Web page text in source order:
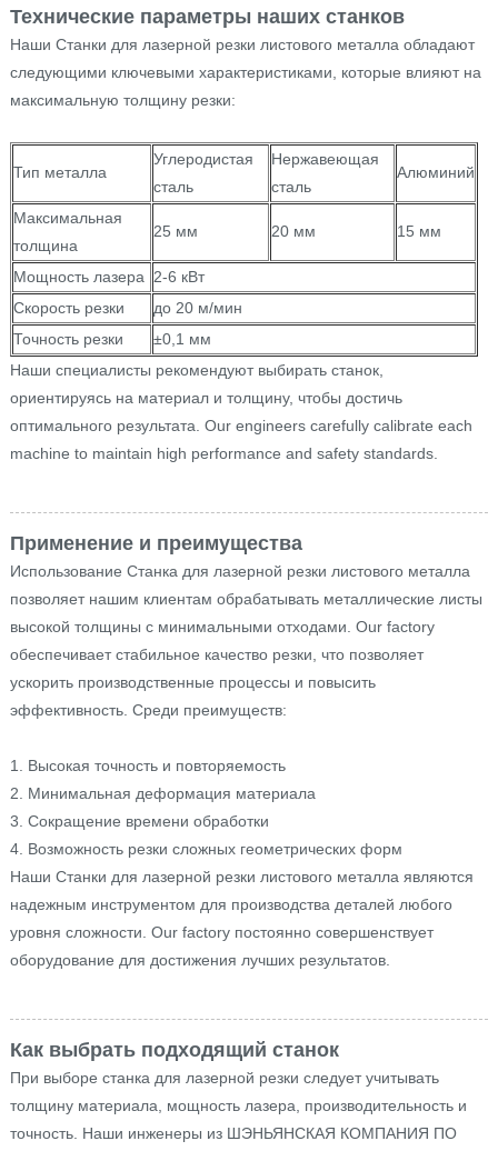
Технические параметры наших станков
Наши Станки для лазерной резки листового металла обладают
следующими ключевыми характеристиками, которые влияют на
максимальную толщину резки:
Тип металла
Углеродистая
сталь
Нержавеющая
сталь
Алюминий
Максимальная
толщина
25 мм 20 мм 15 мм
Мощность лазера 2-6 кВт
Скорость резки
до 20 м/мин
Точность резки
±0,1 мм
Наши специалисты рекомендуют выбирать станок,
ориентируясь на материал и толщину, чтобы достичь
оптимального результата. Our engineers carefully calibrate each
machine to maintain high performance and safety standards.
Применение и преимущества
Использование Станка для лазерной резки листового металла
позволяет нашим клиентам обрабатывать металлические листы
высокой толщины с минимальными отходами. Our factory
обеспечивает стабильное качество резки, что позволяет
ускорить производственные процессы и повысить
эффективность. Среди преимуществ:
1. Высокая точность и повторяемость
2. Минимальная деформация материала
3. Сокращение времени обработки
4. Возможность резки сложных геометрических форм
Наши Станки для лазерной резки листового металла являются
надежным инструментом для производства деталей любого
уровня сложности. Our factory постоянно совершенствует
оборудование для достижения лучших результатов.
Как выбрать подходящий станок
При выборе станка для лазерной резки следует учитывать
толщину материала, мощность лазера, производительность и
точность. Наши инженеры из ШЭНЬЯНСКАЯ КОМПАНИЯ ПО